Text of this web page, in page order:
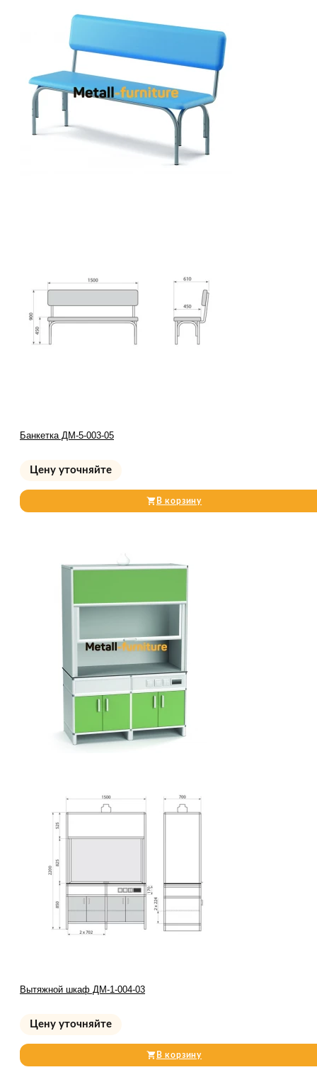
Банкетка ДМ-5-003-05
Цену уточняйте
В корзину
Вытяжной шкаф ДМ-1-004-03
Цену уточняйте
В корзину